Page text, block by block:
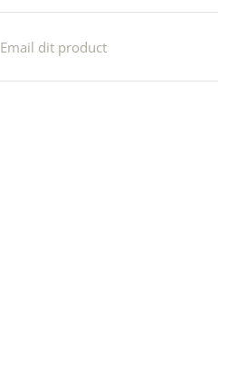
Email dit product